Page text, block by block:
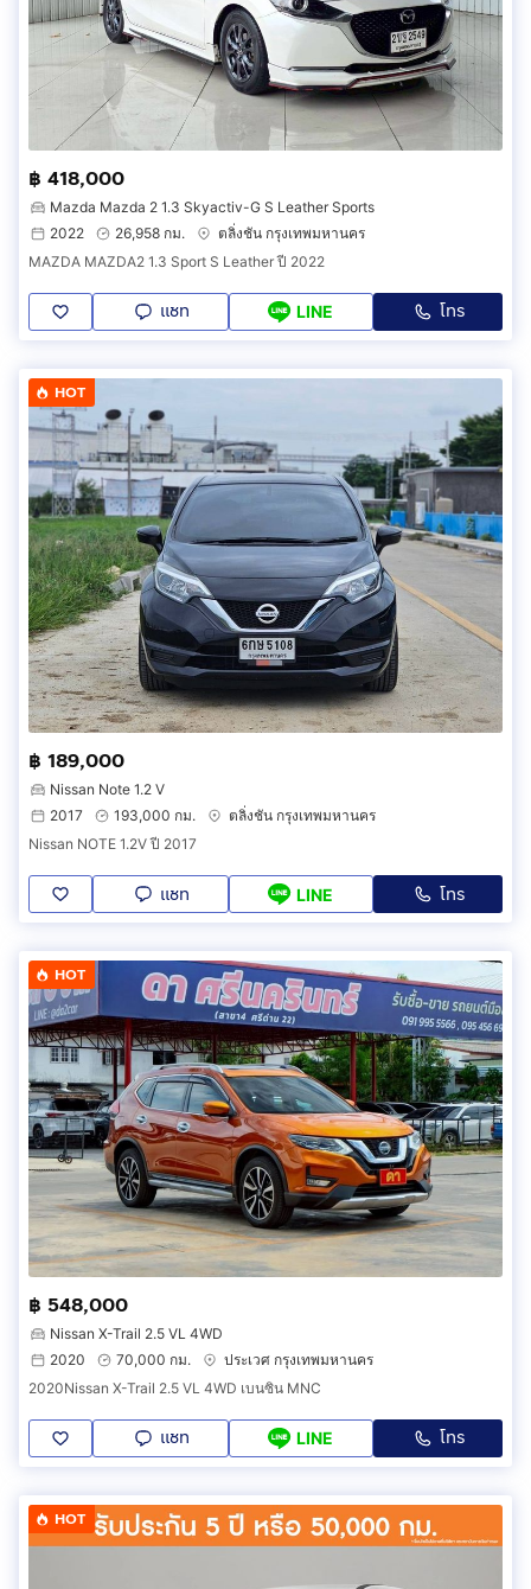
฿ 418,000
Mazda Mazda 2 1.3 Skyactiv-G S Leather Sports
2022
26,958 กม.
ตลิ่งชัน กรุงเทพมหานคร
MAZDA MAZDA2 1.3 Sport S Leather ปี 2022
แชท LINE โทร
HOT
฿ 189,000
Nissan Note 1.2 V
2017
193,000 กม.
ตลิ่งชัน กรุงเทพมหานคร
Nissan NOTE 1.2V ปี 2017
แชท LINE โทร
HOT
฿ 548,000
Nissan X-Trail 2.5 VL 4WD
2020
70,000 กม.
ประเวศ กรุงเทพมหานคร
2020Nissan X-Trail 2.5 VL 4WD เบนซิน MNC
แชท LINE โทร
HOT